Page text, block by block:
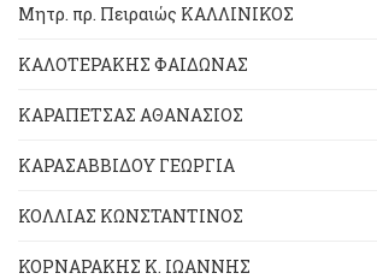
Μητρ. πρ. Πειραιώς ΚΑΛΛΙΝΙΚΟΣ
ΚΑΛΟΤΕΡΑΚΗΣ ΦΑΙΔΩΝΑΣ
ΚΑΡΑΠΕΤΣΑΣ ΑΘΑΝΑΣΙΟΣ
ΚΑΡΑΣΑΒΒΙΔΟΥ ΓΕΩΡΓΙΑ
ΚΟΛΛΙΑΣ ΚΩΝΣΤΑΝΤΙΝΟΣ
ΚΟΡΝΑΡΑΚΗΣ Κ. ΙΩΑΝΝΗΣ